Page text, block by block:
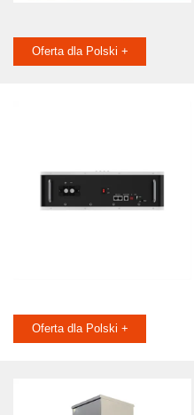
Oferta dla Polski +
Oferta dla Polski +